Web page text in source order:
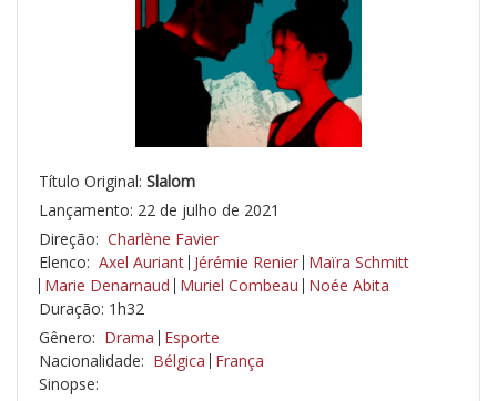
Título Original: Slalom
Lançamento: 22 de julho de 2021
Direção: Charlène Favier
Elenco: Axel Auriant Jérémie Renier Maïra Schmitt
Marie Denarnaud Muriel Combeau Noée Abita
Duração: 1h32
Gênero: Drama Esporte
Nacionalidade: Bélgica França
Sinopse: